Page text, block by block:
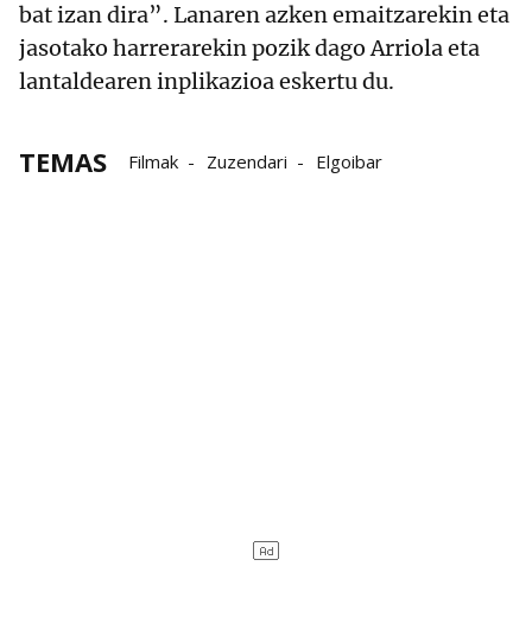
bat izan dira”. Lanaren azken emaitzarekin eta
jasotako harrerarekin pozik dago Arriola eta
lantaldearen inplikazioa eskertu du.
TEMAS Filmak Zuzendari Elgoibar